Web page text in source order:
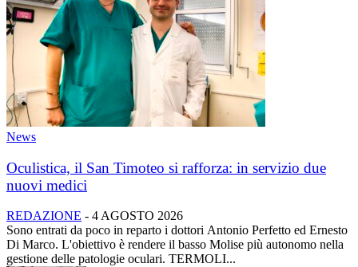
News
Oculistica, il San Timoteo si rafforza: in servizio due
nuovi medici
REDAZIONE - 4 AGOSTO 2026
Sono entrati da poco in reparto i dottori Antonio Perfetto ed Ernesto
Di Marco. L'obiettivo è rendere il basso Molise più autonomo nella
gestione delle patologie oculari. TERMOLI...